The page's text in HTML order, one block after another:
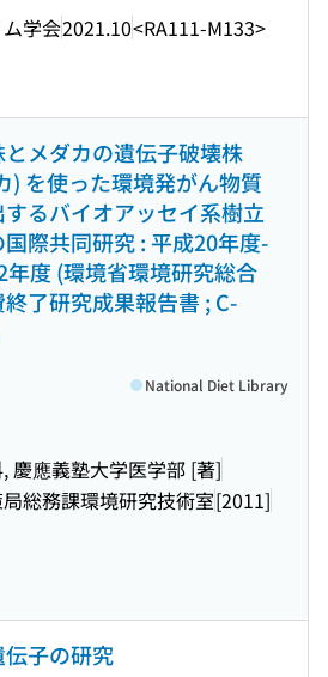
学会2021.10<RA111-M133>
メダカの遺伝子破壊株
) を使った環境発がん物質
するバイオアッセイ系樹立
際共同研究 : 平成20年度-
年度 (環境省環境研究総合
了研究成果報告書 ; C-
慶應義塾大学医学部 [著]
総務課環境研究技術室[2011]
National Diet Library
子の研究